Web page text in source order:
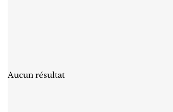
Aucun résultat